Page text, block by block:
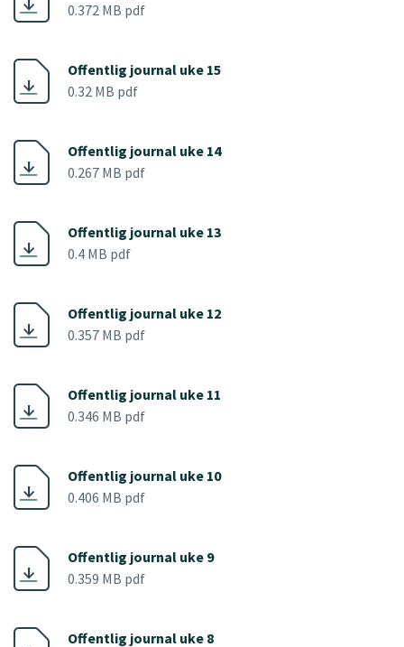
0.372 MB pdf
Offentlig journal uke 15
0.32 MB pdf
Offentlig journal uke 14
0.267 MB pdf
Offentlig journal uke 13
0.4 MB pdf
Offentlig journal uke 12
0.357 MB pdf
Offentlig journal uke 11
0.346 MB pdf
Offentlig journal uke 10
0.406 MB pdf
Offentlig journal uke 9
0.359 MB pdf
Offentlig journal uke 8